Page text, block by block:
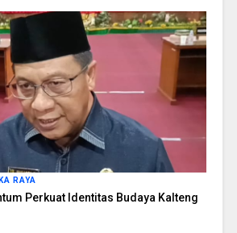
RAYA
Perkuat Identitas Budaya Kalteng